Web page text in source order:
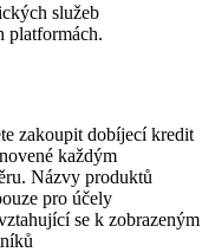
služeb
platformách.
zakoupit dobíjecí kredit
každým
Názvy produktů
pro účely
se k zobrazeným